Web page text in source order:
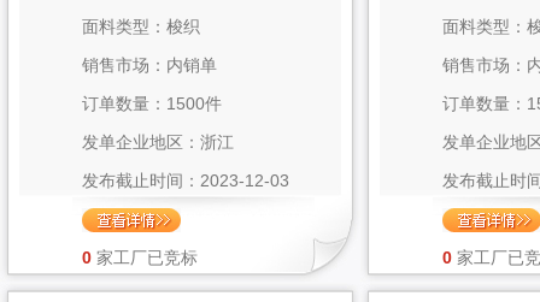
面料类型：梭织
销售市场：内销单
订单数量：1500件
发单企业地区：浙江
发布截止时间：2023-12-03
0 家工厂已竞标
面料类型：
销售市场：
订单数量：
发单企业地
发布截止时
0 家工厂已